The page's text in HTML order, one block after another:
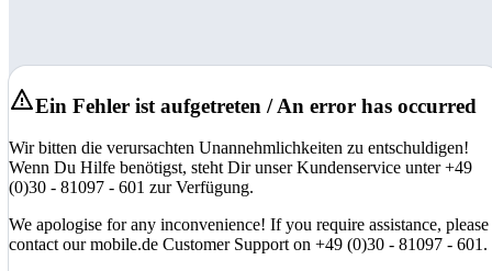
Ein Fehler ist aufgetreten / An error has occurred
Wir bitten die verursachten Unannehmlichkeiten zu entschuldigen!
Wenn Du Hilfe benötigst, steht Dir unser Kundenservice unter +49
(0)30 - 81097 - 601 zur Verfügung.
We apologise for any inconvenience! If you require assistance, please
contact our mobile.de Customer Support on +49 (0)30 - 81097 - 601.